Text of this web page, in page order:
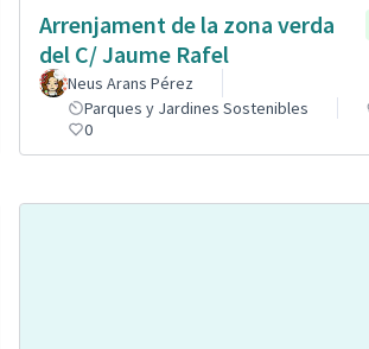
Arrenjament de la zona verda
del C/ Jaume Rafel
Neus Arans Pérez
Parques y Jardines Sostenibles
0